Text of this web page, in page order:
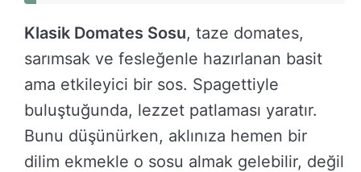
Klasik Domates Sosu, taze domates,
sarımsak ve fesleğenle hazırlanan basit
ama etkileyici bir sos. Spagettiyle
buluştuğunda, lezzet patlaması yaratır.
Bunu düşünürken, aklınıza hemen bir
dilim ekmekle o sosu almak gelebilir, değil